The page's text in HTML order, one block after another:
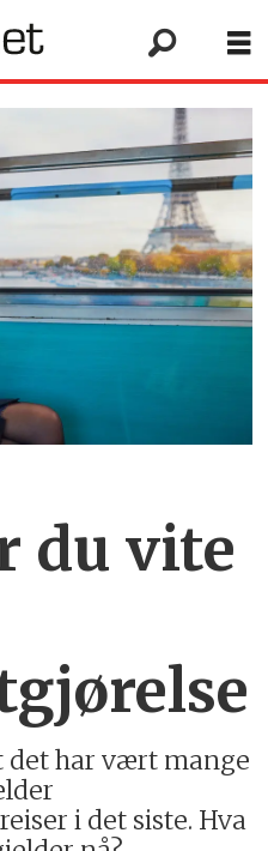
du vite
det har vært mange
i det siste. Hva